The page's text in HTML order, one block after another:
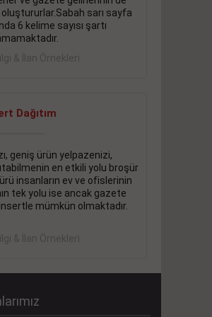
oluştururlar.Sabah sarı sayfa
6 kelime sayısı şartı
& İlan Örnekleri
Dağıtım
geniş ürün yelpazenizi,
en etkili yolu broşür
insanların ev ve ofislerinin
tek yolu ise ancak gazete
insertle mümkün olmaktadır.
& İlan Örnekleri